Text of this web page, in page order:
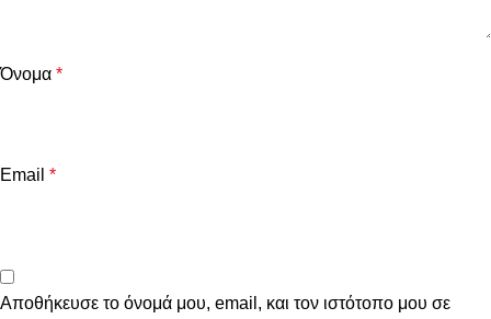
Όνομα *
Email *
Αποθήκευσε το όνομά μου, email, και τον ιστότοπο μου σε